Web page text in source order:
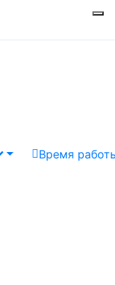
Время